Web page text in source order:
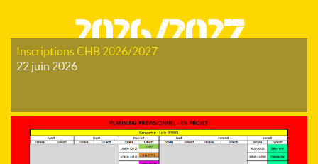
Inscriptions CHB 2026/2027
22 juin 2026